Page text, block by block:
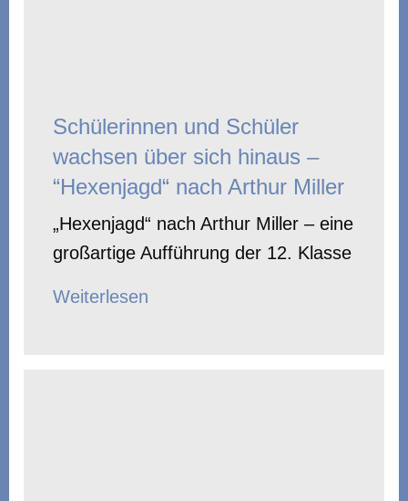
Schülerinnen und Schüler
wachsen über sich hinaus –
“Hexenjagd“ nach Arthur Miller
„Hexenjagd“ nach Arthur Miller – eine
großartige Aufführung der 12. Klasse
Weiterlesen